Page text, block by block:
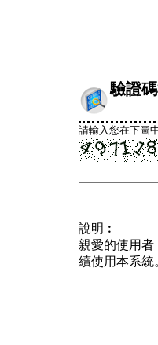
驗證
請輸入您在下圖
說明︰
親愛的使用
續使用本系統